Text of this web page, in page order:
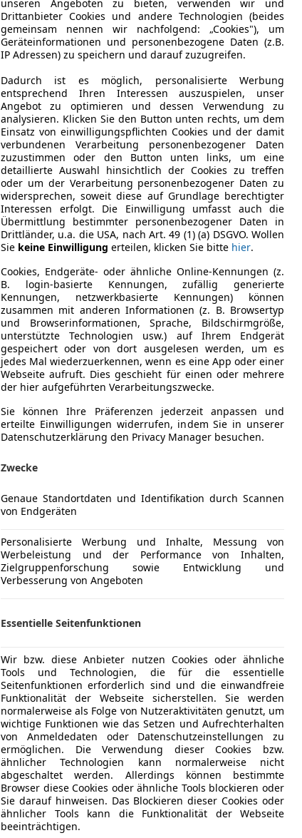
Scheckheftgepflegt
Ja
Nichtraucherfahrzeug
Ja
Leistung
100 kW
Getriebe
Hubraum
1 199 cm³
Gänge
6
Zylinder
3
Euro 6d-
Kraftstoff
CO₂-Emissionen
128 g/km
Komfort
Einparkhilfe
Elektrische
Elektrische
Elektrische
Getönte
Klimaanlage
Mehr anzeigen
Außenfarbe
Farbe laut Hersteller
Amazonas
Lackierung
Metallic
Farbe der Innenausstattung
Grau
Innenausstattung
Teilleder
Adaptive Geschwindigkeitsregelanlage (ACC) inkl.
Ambiente-Beleuchtung
UConnect Navigationssystem, DAB, Bluetooth
Außenspiegel elektr. anklapp- und beheizbar, beide
unseren Angeboten zu bieten, verwenden wir und
Drittanbieter Cookies und andere Technologien (beides
gemeinsam nennen wir nachfolgend: „Cookies"), um
Geräteinformationen und personenbezogene Daten (z.B.
IP Adressen) zu speichern und darauf zuzugreifen.
Dadurch ist es möglich, personalisierte Werbung
entsprechend Ihren Interessen auszuspielen, unser
Angebot zu optimieren und dessen Verwendung zu
analysieren. Klicken Sie den Button unten rechts, um dem
Einsatz von einwilligungspflichten Cookies und der damit
verbundenen Verarbeitung personenbezogener Daten
zuzustimmen oder den Button unten links, um eine
detaillierte Auswahl hinsichtlich der Cookies zu treffen
oder um der Verarbeitung personenbezogener Daten zu
widersprechen, soweit diese auf Grundlage berechtigter
Interessen erfolgt. Die Einwilligung umfasst auch die
Übermittlung bestimmter personenbezogener Daten in
Drittländer, u.a. die USA, nach Art. 49 (1) (a) DSGVO. Wollen
Sie keine Einwilligung erteilen, klicken Sie bitte hier.
Cookies, Endgeräte- oder ähnliche Online-Kennungen (z.
B. login-basierte Kennungen, zufällig generierte
Kennungen, netzwerkbasierte Kennungen) können
zusammen mit anderen Informationen (z. B. Browsertyp
und Browserinformationen, Sprache, Bildschirmgröße,
unterstützte Technologien usw.) auf Ihrem Endgerät
gespeichert oder von dort ausgelesen werden, um es
jedes Mal wiederzuerkennen, wenn es eine App oder einer
Webseite aufruft. Dies geschieht für einen oder mehrere
der hier aufgeführten Verarbeitungszwecke.
Sie können Ihre Präferenzen jederzeit anpassen und
erteilte Einwilligungen widerrufen, indem Sie in unserer
Datenschutzerklärung den Privacy Manager besuchen.
Zwecke
Genaue Standortdaten und Identifikation durch Scannen
von Endgeräten
Personalisierte Werbung und Inhalte, Messung von
Werbeleistung und der Performance von Inhalten,
Zielgruppenforschung sowie Entwicklung und
Verbesserung von Angeboten
Essentielle Seitenfunktionen
Wir bzw. diese Anbieter nutzen Cookies oder ähnliche
Tools und Technologien, die für die essentielle
Seitenfunktionen erforderlich sind und die einwandfreie
Funktionalität der Webseite sicherstellen. Sie werden
normalerweise als Folge von Nutzeraktivitäten genutzt, um
wichtige Funktionen wie das Setzen und Aufrechterhalten
von Anmeldedaten oder Datenschutzeinstellungen zu
ermöglichen. Die Verwendung dieser Cookies bzw.
ähnlicher Technologien kann normalerweise nicht
abgeschaltet werden. Allerdings können bestimmte
Browser diese Cookies oder ähnliche Tools blockieren oder
Sie darauf hinweisen. Das Blockieren dieser Cookies oder
ähnlicher Tools kann die Funktionalität der Webseite
beeinträchtigen.